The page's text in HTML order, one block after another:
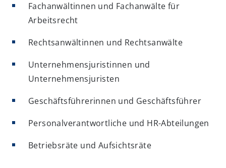
Fachanwältinnen und Fachanwälte für
Arbeitsrecht
Rechtsanwältinnen und Rechtsanwälte
Unternehmensjuristinnen und
Unternehmensjuristen
Geschäftsführerinnen und Geschäftsführer
Personalverantwortliche und HR-Abteilungen
Betriebsräte und Aufsichtsräte